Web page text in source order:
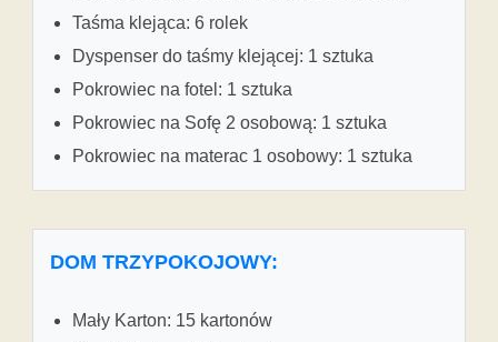
Taśma klejąca: 6 rolek
Dyspenser do taśmy klejącej: 1 sztuka
Pokrowiec na fotel: 1 sztuka
Pokrowiec na Sofę 2 osobową: 1 sztuka
Pokrowiec na materac 1 osobowy: 1 sztuka
DOM TRZYPOKOJOWY:
Mały Karton: 15 kartonów